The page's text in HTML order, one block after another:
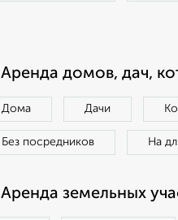
Аренда домов, дач,
Дома Дачи
Без посредников На
Аренда земельных